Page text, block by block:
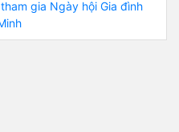
gia Ngày hội Gia đình